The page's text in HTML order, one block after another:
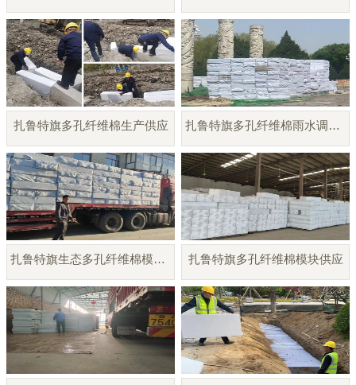
扎鲁特旗多孔纤维棉生产供应 扎鲁特旗多孔纤维棉雨水调蓄模块
扎鲁特旗生态多孔纤维棉模块厂家 扎鲁特旗多孔纤维棉模块供应